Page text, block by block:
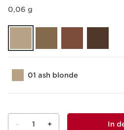
0,06 g
01 ash blonde
- 1 + In